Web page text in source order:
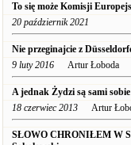
To się może Komisji
20 październik 2021
Nie przeginajcie z
9 luty 2016 Artur Łoboda
A jednak Żydzi są sami
18 czerwiec 2013 Artur
SŁOWO CHRONIŁEM W